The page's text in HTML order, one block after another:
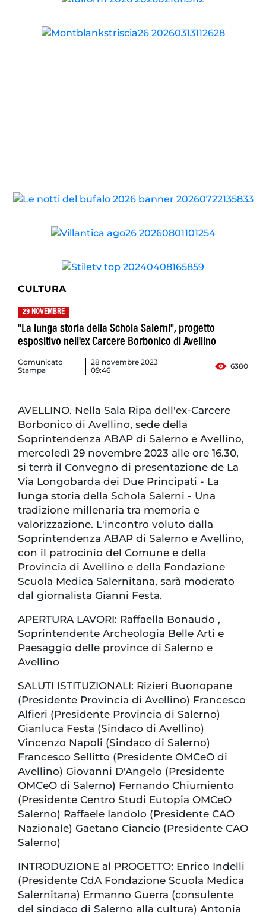
CULTURA
29 NOVEMBRE
"La lunga storia della Schola Salerni", progetto
espositivo nell'ex Carcere Borbonico di Avellino
Comunicato
Stampa
28 novembre 2023
09:46
6380
AVELLINO. Nella Sala Ripa dell'ex-Carcere
Borbonico di Avellino, sede della
Soprintendenza ABAP di Salerno e Avellino,
mercoledì 29 novembre 2023 alle ore 16.30,
si terrà il Convegno di presentazione de La
Via Longobarda dei Due Principati - La
lunga storia della Schola Salerni - Una
tradizione millenaria tra memoria e
valorizzazione. L'incontro voluto dalla
Soprintendenza ABAP di Salerno e Avellino,
con il patrocinio del Comune e della
Provincia di Avellino e della Fondazione
Scuola Medica Salernitana, sarà moderato
dal giornalista Gianni Festa.
APERTURA LAVORI: Raffaella Bonaudo ,
Soprintendente Archeologia Belle Arti e
Paesaggio delle province di Salerno e
Avellino
SALUTI ISTITUZIONALI: Rizieri Buonopane
(Presidente Provincia di Avellino) Francesco
Alfieri (Presidente Provincia di Salerno)
Gianluca Festa (Sindaco di Avellino)
Vincenzo Napoli (Sindaco di Salerno)
Francesco Sellitto (Presidente OMCeO di
Avellino) Giovanni D'Angelo (Presidente
OMCeO di Salerno) Fernando Chiumiento
(Presidente Centro Studi Eutopia OMCeO
Salerno) Raffaele Iandolo (Presidente CAO
Nazionale) Gaetano Ciancio (Presidente CAO
Salerno)
INTRODUZIONE al PROGETTO: Enrico Indelli
(Presidente CdA Fondazione Scuola Medica
Salernitana) Ermanno Guerra (consulente
del sindaco di Salerno alla cultura) Antonia